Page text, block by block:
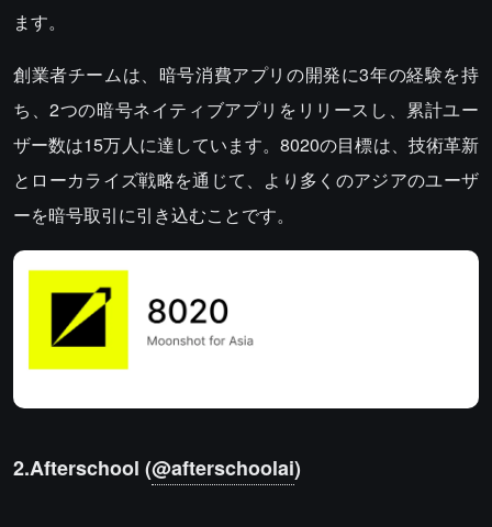
ます。
創業者チームは、暗号消費アプリの開発に3年の経験を持
ち、2つの暗号ネイティブアプリをリリースし、累計ユー
ザー数は15万人に達しています。8020の目標は、技術革新
とローカライズ戦略を通じて、より多くのアジアのユーザ
ーを暗号取引に引き込むことです。
2.Afterschool (@afterschoolai)